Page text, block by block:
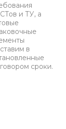
и ТУ, а
в
сроки.